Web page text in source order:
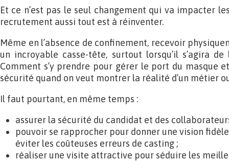
Et ce n’est pas le seul changement qui va impacter
recrutement aussi tout est à réinventer.
Même en l’absence de confinement, recevoir
un incroyable casse-tête, surtout lorsqu’il s’agira
Comment s’y prendre pour gérer le port du masque
sécurité quand on veut montrer la réalité d’un métier
Il faut pourtant, en même temps :
assurer la sécurité du candidat et des
pouvoir se rapprocher pour donner une vision
éviter les coûteuses erreurs de casting ;
réaliser une visite attractive pour séduire les